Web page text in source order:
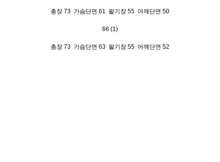
총장 73 가슴단면 61 팔기장 55 어깨단면 50
66 (1)
총장 73 가슴단면 63 팔기장 55 어깨단면 52